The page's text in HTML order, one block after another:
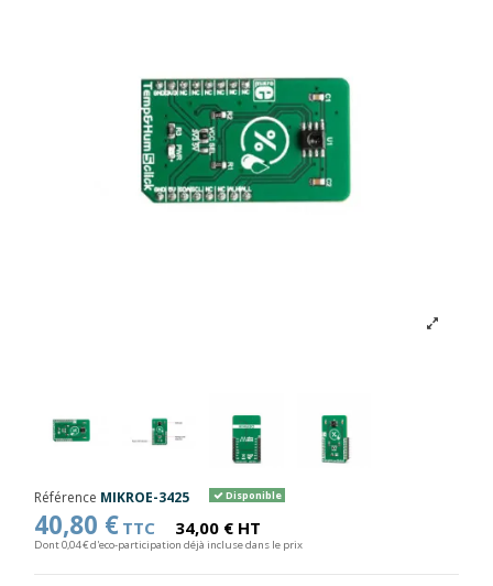
Référence MIKROE-3425 Disponible
40,80 € TTC 34,00 € HT
Dont 0,04 € d'eco-participation déjà incluse dans le prix